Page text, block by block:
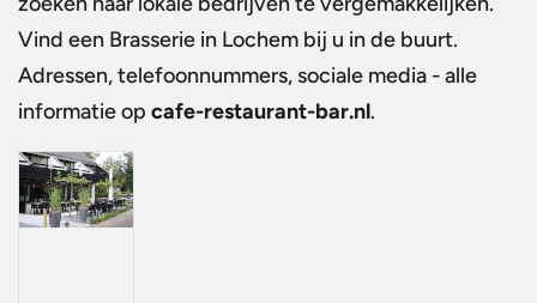
Vind een Brasserie in Lochem bij u in de buurt.
Adressen, telefoonnummers, sociale media - alle
informatie op cafe-restaurant-bar.nl.